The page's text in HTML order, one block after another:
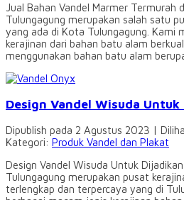
Jual Bahan Vandel Marmer Termurah
Tulungagung merupakan salah satu
yang ada di Kota Tulungagung. Kami
kerajinan dari bahan batu alam
menggunakan bahan batu alam
Design Vandel Wisuda
Dipublish pada 2 Agustus 2023 |
Kategori: Produk Vandel dan Plakat
Design Vandel Wisuda Untuk
Tulungagung merupakan pusat
terlengkap dan terpercaya yang di